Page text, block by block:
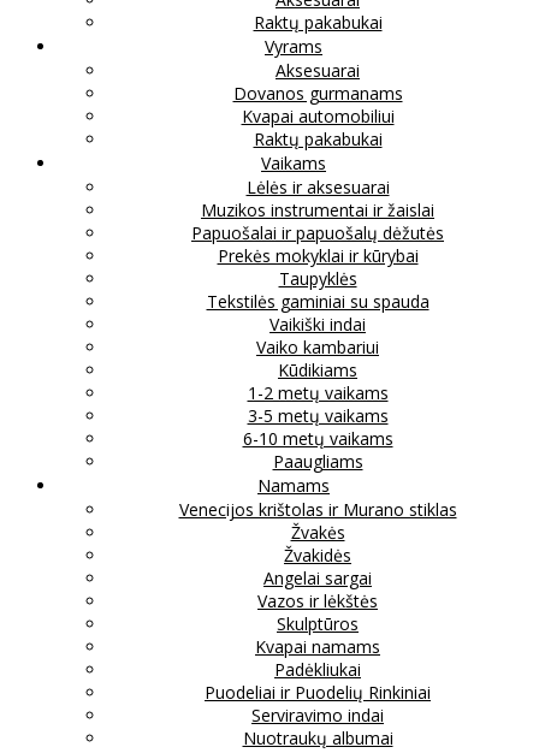
Raktų pakabukai
Vyrams
Aksesuarai
Dovanos gurmanams
Kvapai automobiliui
Raktų pakabukai
Vaikams
Lėlės ir aksesuarai
Muzikos instrumentai ir žaislai
Papuošalai ir papuošalų dėžutės
Prekės mokyklai ir kūrybai
Taupyklės
Tekstilės gaminiai su spauda
Vaikiški indai
Vaiko kambariui
Kūdikiams
1-2 metų vaikams
3-5 metų vaikams
6-10 metų vaikams
Paaugliams
Namams
Venecijos krištolas ir Murano stiklas
Žvakės
Žvakidės
Angelai sargai
Vazos ir lėkštės
Skulptūros
Kvapai namams
Padėkliukai
Puodeliai ir Puodelių Rinkiniai
Serviravimo indai
Nuotraukų albumai